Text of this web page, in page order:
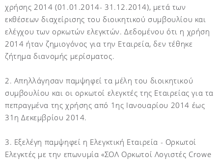
χρήσης 2014 (01.01.2014- 31.12.2014), μετά των
εκθέσεων διαχείρισης του διοικητικού συμβουλίου και
ελέγχου των ορκωτών ελεγκτών. Δεδομένου ότι η χρήση
2014 ήταν ζημιογόνος για την Εταιρεία, δεν τέθηκε
ζήτημα διανομής μερίσματος.
2. Απηλλάγησαν παμψηφεί τα μέλη του διοικητικού
συμβουλίου και οι ορκωτοί ελεγκτές της Εταιρείας για τα
πεπραγμένα της χρήσης από 1ης Ιανουαρίου 2014 έως
31η Δεκεμβρίου 2014.
3. Εξελέγη παμψηφεί η Ελεγκτική Εταιρεία - Ορκωτοί
Ελεγκτές με την επωνυμία «ΣΟΛ Ορκωτοί Λογιστές Crowe